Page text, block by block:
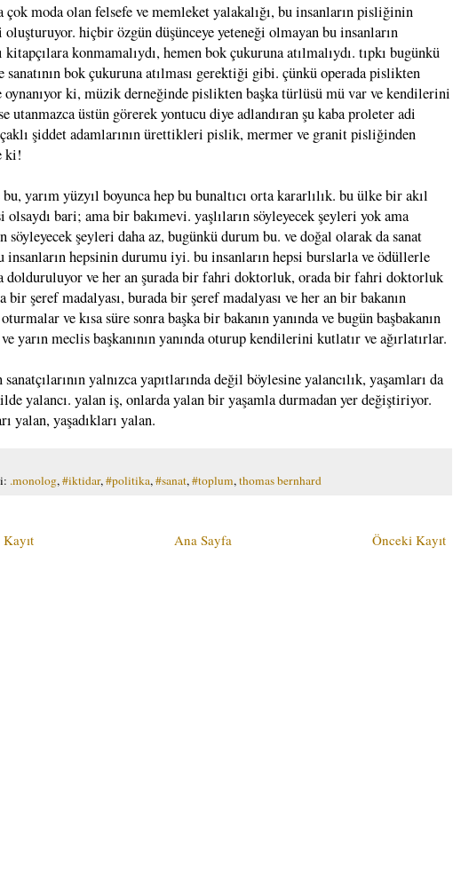
çok moda olan felsefe ve memleket yalakalığı, bu insanların pisliğinin
hiçbir özgün düşünceye yeteneği olmayan bu insanların
konmamalıydı, hemen bok çukuruna atılmalıydı. tıpkı bugünkü
sanatının bok çukuruna atılması gerektiği gibi. çünkü operada pislikten
oynanıyor ki, müzik derneğinde pislikten başka türlüsü mü var ve kendilerini
utanmazca üstün görerek yontucu diye adlandıran şu kaba proleter adi
şiddet adamlarının ürettikleri pislik, mermer ve granit pisliğinden
ki!
yarım yüzyıl boyunca hep bu bunaltıcı orta kararlılık. bu ülke bir akıl
olsaydı bari; ama bir bakımevi. yaşlıların söyleyecek şeyleri yok ama
söyleyecek şeyleri daha az, bugünkü durum bu. ve doğal olarak da sanat
insanların hepsinin durumu iyi. bu insanların hepsi burslarla ve ödüllerle
dolduruluyor ve her an şurada bir fahri doktorluk, orada bir fahri doktorluk
bir şeref madalyası, burada bir şeref madalyası ve her an bir bakanın
ve kısa süre sonra başka bir bakanın yanında ve bugün başbakanın
ve yarın meclis başkanının yanında oturup kendilerini kutlatır ve ağırlatırlar.
sanatçılarının yalnızca yapıtlarında değil böylesine yalancılık, yaşamları da
yalancı. yalan iş, onlarda yalan bir yaşamla durmadan yer değiştiriyor.
yalan, yaşadıkları yalan.
.monolog,#iktidar,#politika,#sanat,#toplum,thomas bernhard
Önceki Kayıt
Ana Sayfa